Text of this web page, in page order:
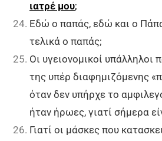
ιατρέ μου;
Εδώ ο παπάς, εδώ και ο
τελικά ο παπάς;
Οι υγειονομικοί υπάλληλοι
της υπέρ διαφημιζόμενης
όταν δεν υπήρχε το
ήταν ήρωες, γιατί σήμερα
Γιατί οι μάσκες που